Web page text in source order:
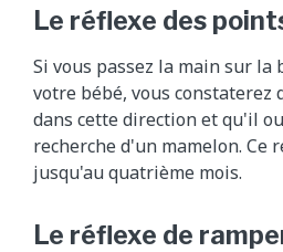
Le réflexe des
Si vous passez la main sur la
votre bébé, vous
dans cette direction et qu'il
recherche d'un mamelon. Ce
jusqu'au quatrième mois.
Le réflexe de